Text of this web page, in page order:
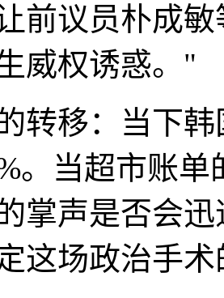
前议员朴成
威权诱惑。"
转移：当下
。当超市账
掌声是否会
这场政治手